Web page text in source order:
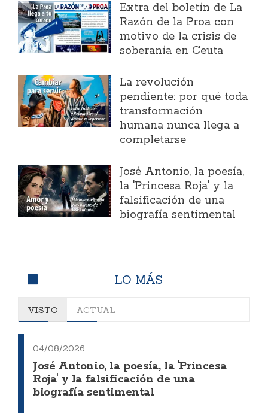
Extra del boletín de La
Razón de la Proa con
motivo de la crisis de
soberanía en Ceuta
La revolución
pendiente: por qué toda
transformación
humana nunca llega a
completarse
José Antonio, la poesía,
la 'Princesa Roja' y la
falsificación de una
biografía sentimental
LO MÁS
VISTO ACTUAL
04/08/2026
José Antonio, la poesía, la 'Princesa
Roja' y la falsificación de una
biografía sentimental